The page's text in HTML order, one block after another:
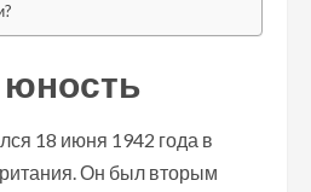
юность
18 июня 1942 года в
Он был вторым